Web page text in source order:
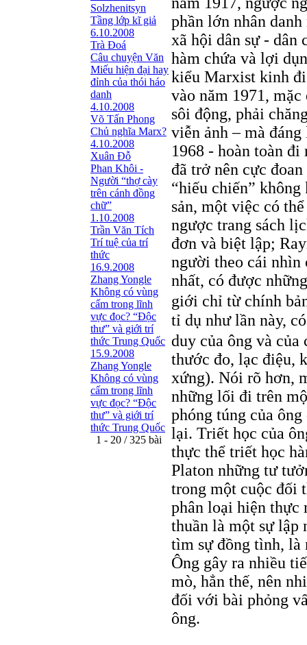
Solzhenitsyn
Tầng lớp kĩ giả
6.10.2008
Trà Đoá
Câu chuyện Văn
Miếu hiện đại hay
đỉnh của thói háo
danh
4.10.2008
Võ Tấn Phong
Chủ nghĩa Marx?
4.10.2008
Xuân Đỗ
Phan Khôi -
Người “thợ cày
trên cánh đồng
chữ”
1.10.2008
Trần Văn Tích
Trí tuệ của trí
thức
16.9.2008
Zhang Yongle
Không có vùng
cấm trong lĩnh
vực đọc? “Ðộc
thư” và giới trí
thức Trung Quốc
15.9.2008
Zhang Yongle
Không có vùng
cấm trong lĩnh
vực đọc? “Ðộc
thư” và giới trí
thức Trung Quốc
1 - 20 / 325 bài
phần lớn nhân
xã hội dân sự - dân
hàm chứa và lợi
kiểu Marxist kinh
vào năm 1971,
sôi động, phải
viễn ảnh – mà
1968 - hoàn toàn
đã trở nên cực
“hiếu chiến”
sản, một việc có
ngược trang sách
đơn và biệt lập;
người theo cái nhìn
nhất, có được
giới chỉ từ chính
tỉ dụ như lần này,
duy của ông và
thước đo, lạc điệu,
xứng). Nói rõ hơn,
những lối đi trên
phóng túng của
lại. Triết học của
thực thể triết học
Platon những tư
trong một cuộc đối
phân loại hiện thực
thuần là một sự lập
tìm sự đồng tình, là
Ông gây ra nhiều
mò, hẳn thế, nên
đối với bài phỏng
ông.